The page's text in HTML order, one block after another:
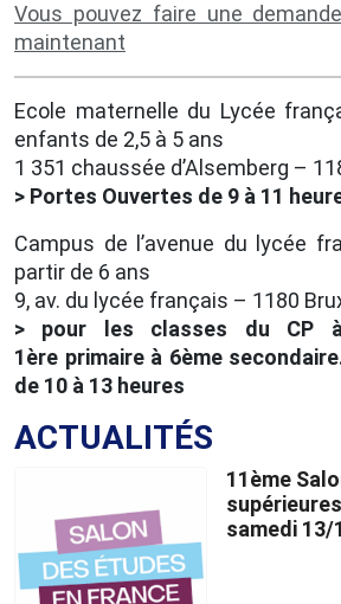
Vous pouvez faire une
maintenant
Ecole maternelle du Lycée
enfants de 2,5 à 5 ans
1 351 chaussée d’Alsemberg –
> Portes Ouvertes de 9 à 11
Campus de l’avenue du lycée
partir de 6 ans
9, av. du lycée français – 1180
> pour les classes du CP
1ère primaire à 6ème
de 10 à 13 heures
ACTUALITÉS
11ème
samedi 13/